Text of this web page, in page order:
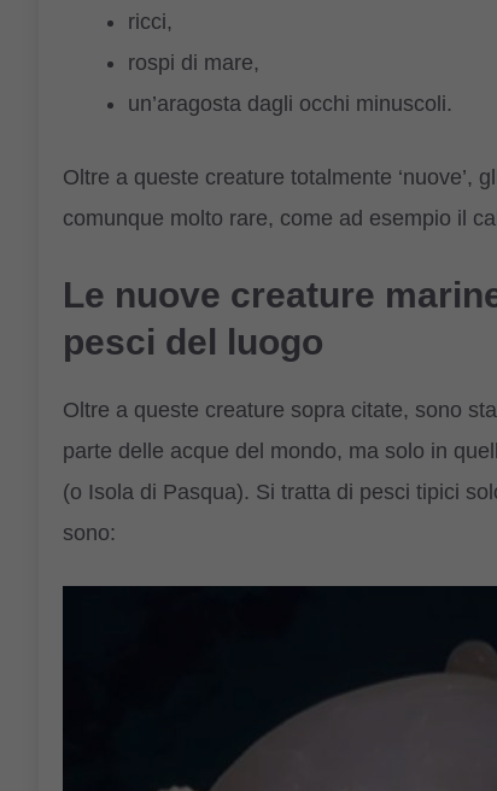
ricci,
rospi di mare,
un’aragosta dagli occhi minuscoli.
Oltre a queste creature totalmente ‘nuove’,
comunque molto rare, come ad esempio il
Le nuove creature
pesci del luogo
Oltre a queste creature sopra citate, sono
parte delle acque del mondo, ma solo in
(o Isola di Pasqua). Si tratta di pesci tipici
sono: